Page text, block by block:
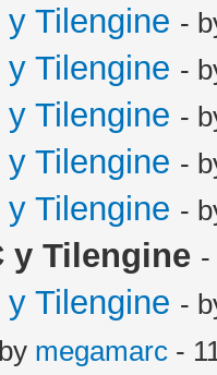
Tilengine -
Tilengine -
Tilengine -
Tilengine -
Tilengine -
y Tilengine
Tilengine -
megamarc -